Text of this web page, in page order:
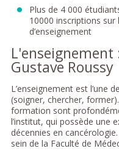
Plus de 4 000
10000 inscriptions
d’enseignement
Gustave Roussy
L’enseignement est l’une
(soigner, chercher,
formation sont
l’institut, qui possède une
décennies en
sein de la Faculté de